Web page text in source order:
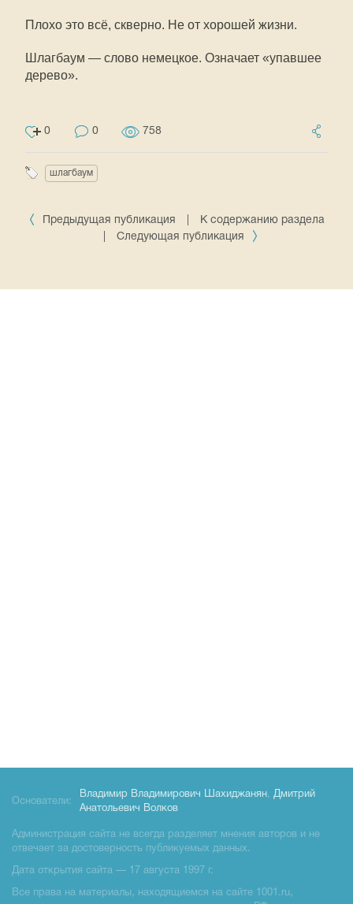
Плохо это всё, скверно. Не от хорошей жизни.
Шлагбаум — слово немецкое. Означает «упавшее
дерево».
0 0 758
шлагбаум
Предыдущая публикация
К содержанию раздела
Следующая публикация
Основатели:
Владимир Владимирович Шахиджанян, Дмитрий
Анатольевич Волков
Администрация сайта не всегда разделяет мнения авторов и не
отвечает за достоверность публикуемых данных.
Дата открытия сайта — 17 августа 1997 г.
Все права на материалы, находящиемся на сайте 1001.ru,